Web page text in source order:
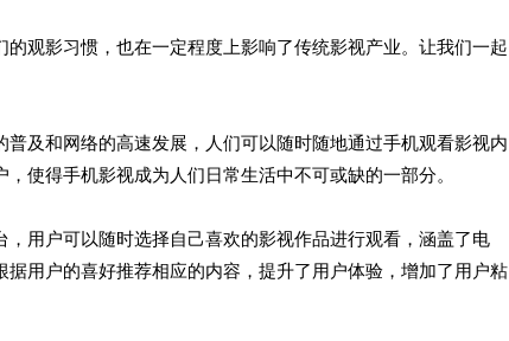
观影习惯，也在一定程度上影响了传统影视产业。让我们一起
及和网络的高速发展，人们可以随时随地通过手机观看影视内
使得手机影视成为人们日常生活中不可或缺的一部分。
用户可以随时选择自己喜欢的影视作品进行观看，涵盖了电
用户的喜好推荐相应的内容，提升了用户体验，增加了用户粘